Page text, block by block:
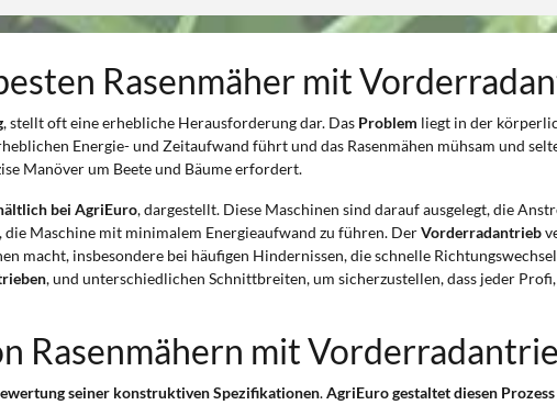
Rasenmäher mit
, stellt oft eine erhebliche Herausforderung dar. Das Problem liegt in der
Energie- und Zeitaufwand führt und das Rasenmähen mühsam und
Manöver um Beete und Bäume erfordert.
bei AgriEuro, dargestellt. Diese Maschinen sind darauf ausgelegt, die
Maschine mit minimalem Energieaufwand zu führen. DerVorderradantrieb
macht, insbesondere bei häufigen Hindernissen, die schnelle
, und unterschiedlichen Schnittbreiten, um sicherzustellen, dass jeder
Rasenmähern mit
seiner konstruktiven Spezifikationen.AgriEuro gestaltet diesen